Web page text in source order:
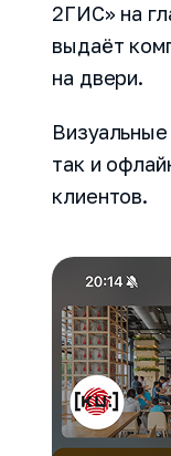
2ГИС» на
выдаёт
на двери.
так и
клиентов.